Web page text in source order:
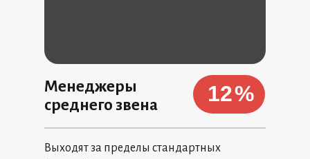
Менеджеры
среднего звена
Выходят за пределы стандартных
%
12